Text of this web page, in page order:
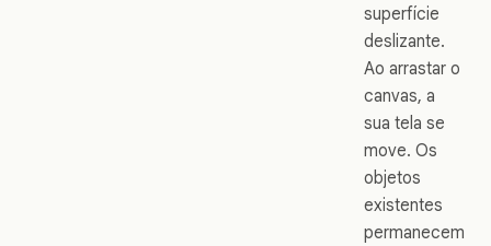
superfície
deslizante.
Ao arrastar o
canvas, a
sua tela se
move. Os
objetos
existentes
permanecem